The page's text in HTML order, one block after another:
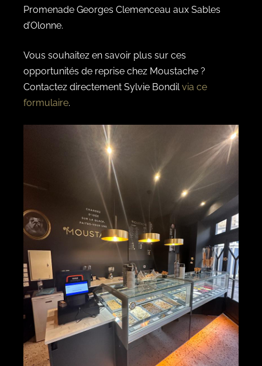
Promenade Georges Clemenceau aux Sables
d’Olonne.
Vous souhaitez en savoir plus sur ces
opportunités de reprise chez Moustache ?
Contactez directement Sylvie Bondilvia ce
formulaire.